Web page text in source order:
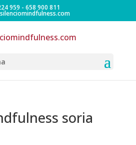
959 - 658 900 811
soria